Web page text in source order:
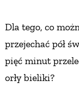
Dla tego, co
przejechać pół
pięć minut
orły bieliki?